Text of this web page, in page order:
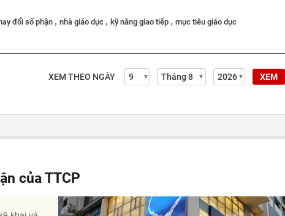
đổi số phận , nhà giáo dục , kỹ năng giao tiếp , mục tiêu giáo dục
XEM THEO NGÀY XEM
của TTCP